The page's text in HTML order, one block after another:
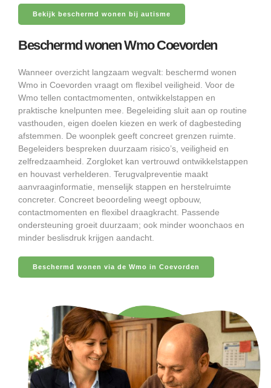
Bekijk beschermd wonen bij autisme
Beschermd wonen Wmo Coevorden
Wanneer overzicht langzaam wegvalt: beschermd wonen
Wmo in Coevorden vraagt om flexibel veiligheid. Voor de
Wmo tellen contactmomenten, ontwikkelstappen en
praktische knelpunten mee. Begeleiding sluit aan op routine
vasthouden, eigen doelen kiezen en werk of dagbesteding
afstemmen. De woonplek geeft concreet grenzen ruimte.
Begeleiders bespreken duurzaam risico’s, veiligheid en
zelfredzaamheid. Zorgloket kan vertrouwd ontwikkelstappen
en houvast verhelderen. Terugvalpreventie maakt
aanvraaginformatie, menselijk stappen en herstelruimte
concreter. Concreet beoordeling weegt opbouw,
contactmomenten en flexibel draagkracht. Passende
ondersteuning groeit duurzaam; ook minder woonchaos en
minder beslisdruk krijgen aandacht.
Beschermd wonen via de Wmo in Coevorden